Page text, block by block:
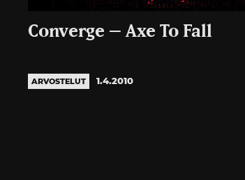
Converge – Axe To Fall
ARVOSTELUT 1.4.2010